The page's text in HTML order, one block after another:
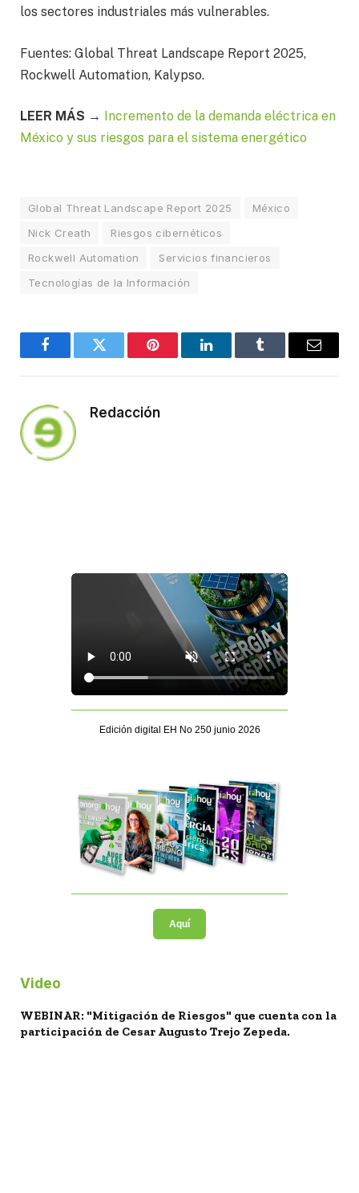
los sectores industriales más vulnerables.
Fuentes: Global Threat Landscape Report 2025,
Rockwell Automation, Kalypso.
LEER MÁS →
Incremento de la demanda eléctrica en
México y sus riesgos para el sistema energético
Global Threat Landscape Report 2025
México
Nick Creath
Riesgos cibernéticos
Rockwell Automation
Servicios financieros
Tecnologías de la Información
FacebookTwitter Pinterest LinkedInTumblr Email
Redacción
Edición digital EH No 250 junio 2026
Aquí
Video
WEBINAR: "Mitigación de Riesgos" que cuenta con la
participación de Cesar Augusto Trejo Zepeda.